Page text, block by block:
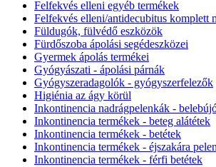
Felfekvés elleni egyéb termékek
Felfekvés elleni/antidecubitus komplett
Füldugók, fülvédő eszközök
Fürdőszoba ápolási segédeszközei
Gyermek ápolás termékei
Gyógyászati - ápolási párnák
Gyógyszeradagolók - gyógyszerfelezők
Higiénia az ágy körül
Inkontinencia nadrágpelenkák -
Inkontinencia termékek - beteg alátétek
Inkontinencia termékek - betétek
Inkontinencia termékek - éjszakára
Inkontinencia termékek - férfi betétek